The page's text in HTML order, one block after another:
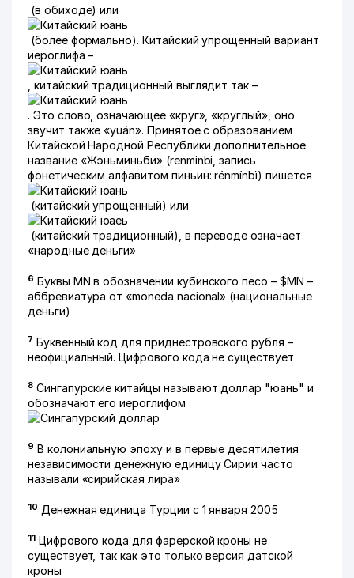
(в обиходе) или
(более формально). Китайский упрощенный вариант
иероглифа –
, китайский традиционный выглядит так –
. Это слово, означающее «круг», «круглый», оно
звучит также «yuán». Принятое с образованием
Китайской Народной Республики дополнительное
название «Жэньминьби» (renminbi, запись
фонетическим алфавитом пиньин: rénmínbì) пишется
(китайский упрощенный) или
(китайский традиционный), в переводе означает
«народные деньги»
6 Буквы MN в обозначении кубинского песо – $MN –
аббревиатура от «moneda nacional» (национальные
деньги)
7 Буквенный код для приднестровского рубля –
неофициальный. Цифрового кода не существует
8Сингапурские китайцы называют доллар "юань" и
обозначают его иероглифом
9 В колониальную эпоху и в первые десятилетия
независимости денежную единицу Сирии часто
называли «сирийская лира»
10 Денежная единица Турции с 1 января 2005
11Цифрового кода для фарерской кроны не
существует, так как это только версия датской
кроны